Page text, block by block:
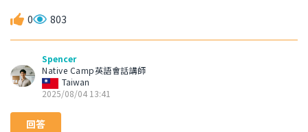
0 803
Spencer
Native Camp英語會話講師
Taiwan
2025/08/04 13:41
回答